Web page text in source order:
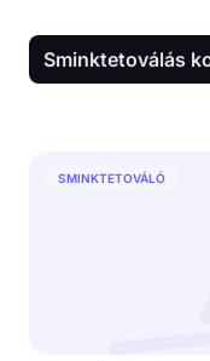
Sminktetoválás
SMINKTETOVÁLÓ